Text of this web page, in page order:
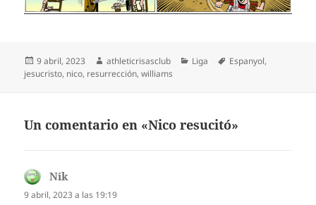
Publicado
el
9 abril, 2023 Autor
athleticrisasclub Categorías
Liga Etiquetas
Espanyol,
jesucristo, nico, resurrección,williams
Un comentario en «Nico resucitó»
Nik
9 abril, 2023 a las 19:19